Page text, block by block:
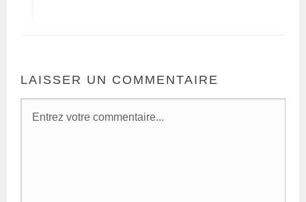
LAISSER UN COMMENTAIRE